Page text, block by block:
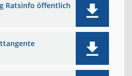
Ratsinfo öffentlich